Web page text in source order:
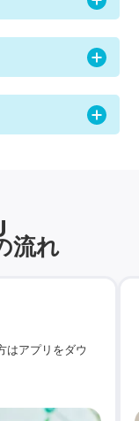
流れ
はアプリをダウ